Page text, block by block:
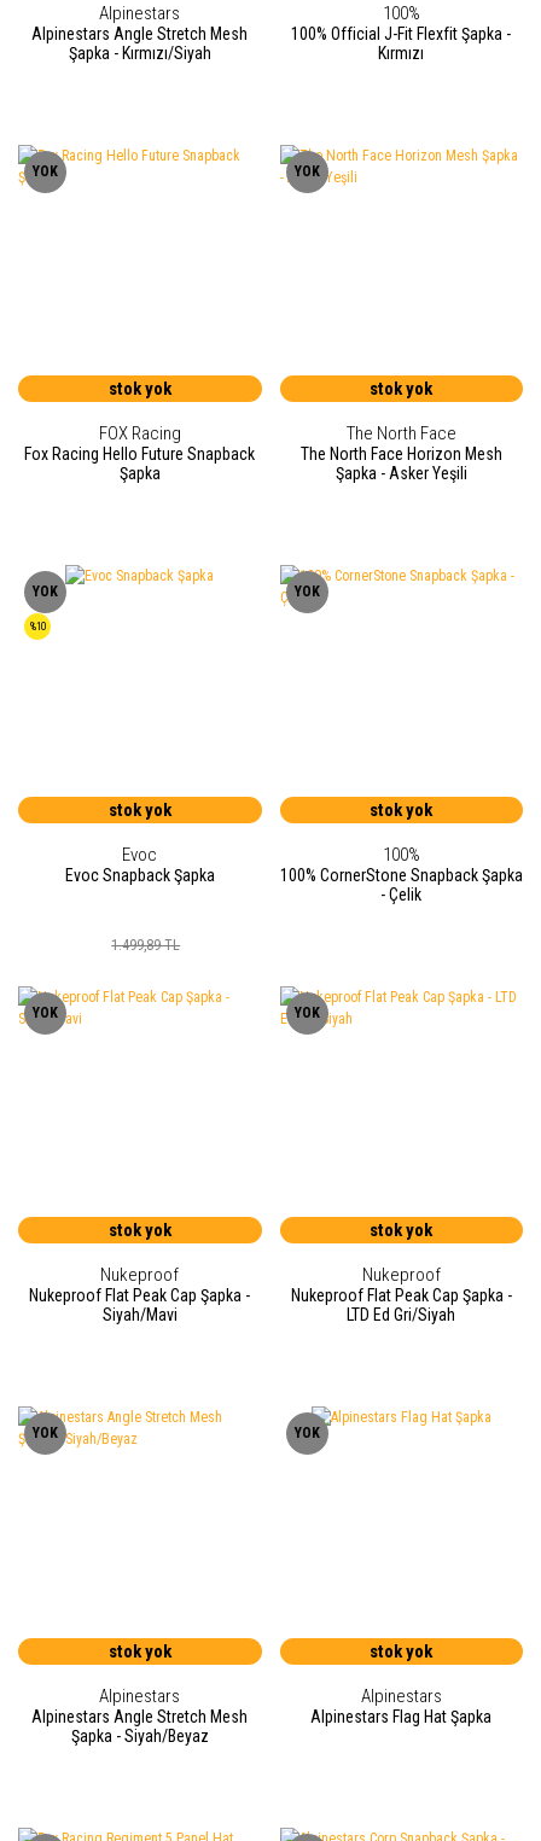
Alpinestars
Alpinestars Angle Stretch Mesh
Şapka - Kırmızı/Siyah
100%
100% Official J-Fit Flexfit Şapka -
Kırmızı
YOK
stok yok
FOX Racing
Fox Racing Hello Future Snapback
Şapka
YOK
stok yok
The North Face
The North Face Horizon Mesh
Şapka - Asker Yeşili
YOK
%10
stok yok
Evoc
Evoc Snapback Şapka
1.499,89 TL
YOK
stok yok
100%
100% CornerStone Snapback Şapka
- Çelik
YOK
stok yok
Nukeproof
Nukeproof Flat Peak Cap Şapka -
Siyah/Mavi
YOK
stok yok
Nukeproof
Nukeproof Flat Peak Cap Şapka -
LTD Ed Gri/Siyah
YOK
stok yok
Alpinestars
Alpinestars Angle Stretch Mesh
Şapka - Siyah/Beyaz
YOK
stok yok
Alpinestars
Alpinestars Flag Hat Şapka